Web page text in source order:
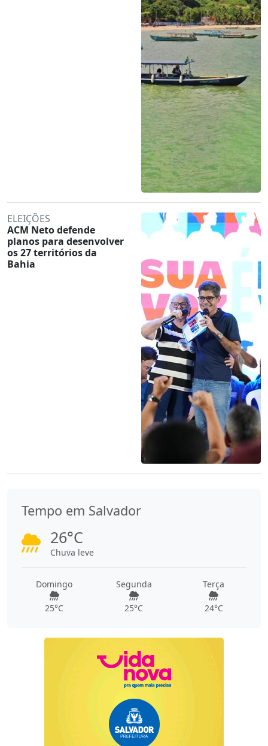
ELEIÇÕES
ACM Neto defende
planos para desenvolver
os 27 territórios da
Bahia
Tempo em Salvador
26°C
Chuva leve
Domingo
25°C
Segunda
25°C
Terça
24°C